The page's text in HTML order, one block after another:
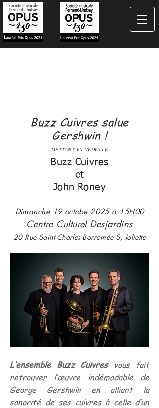
Buzz Cuivres salue
Gershwin !
METTANT EN VEDETTE
Buzz Cuivres
et
John Roney
Dimanche 19 octobe 2025 à 15H00
Centre Culturel Desjardins
20 Rue Saint-Charles-Borromée S, Joliette
L’ensemble Buzz Cuivresvous fait
retrouver l’œuvre indémodable de
George Gershwin en alliant la
sonorité de ses cuivres à celle d’un